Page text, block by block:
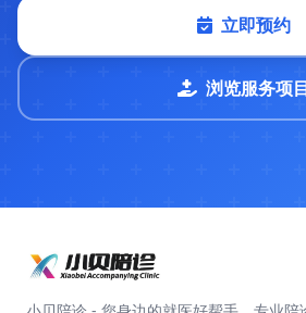
立即预约
浏览服务项